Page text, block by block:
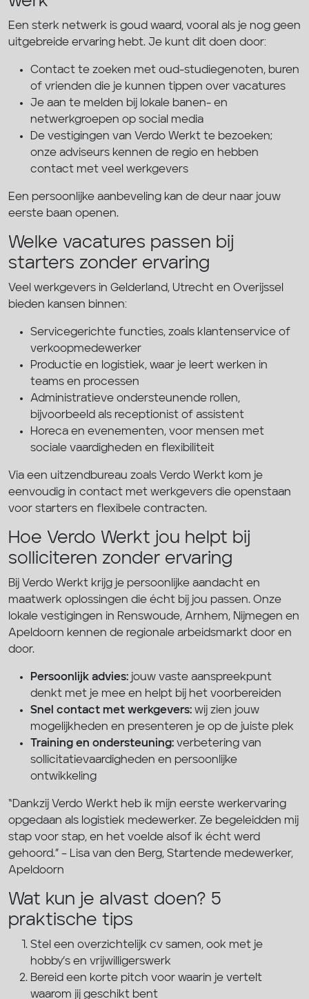
Een sterk netwerk is goud waard, vooral als je nog geen
uitgebreide ervaring hebt. Je kunt dit doen door:
Contact te zoeken met oud-studiegenoten, buren
of vrienden die je kunnen tippen over vacatures
Je aan te melden bij lokale banen- en
netwerkgroepen op social media
De vestigingen van Verdo Werkt te bezoeken;
onze adviseurs kennen de regio en hebben
contact met veel werkgevers
Een persoonlijke aanbeveling kan de deur naar jouw
eerste baan openen.
Welke vacatures passen bij
starters zonder ervaring
Veel werkgevers in Gelderland, Utrecht en Overijssel
bieden kansen binnen:
Servicegerichte functies, zoals klantenservice of
verkoopmedewerker
Productie en logistiek, waar je leert werken in
teams en processen
Administratieve ondersteunende rollen,
bijvoorbeeld als receptionist of assistent
Horeca en evenementen, voor mensen met
sociale vaardigheden en flexibiliteit
Via een uitzendbureau zoals Verdo Werkt kom je
eenvoudig in contact met werkgevers die openstaan
voor starters en flexibele contracten.
Hoe Verdo Werkt jou helpt bij
solliciteren zonder ervaring
Bij Verdo Werkt krijg je persoonlijke aandacht en
maatwerk oplossingen die écht bij jou passen. Onze
lokale vestigingen in Renswoude, Arnhem, Nijmegen en
Apeldoorn kennen de regionale arbeidsmarkt door en
door.
Persoonlijk advies: jouw vaste aanspreekpunt
denkt met je mee en helpt bij het voorbereiden
Snel contact met werkgevers: wij zien jouw
mogelijkheden en presenteren je op de juiste plek
Training en ondersteuning: verbetering van
sollicitatievaardigheden en persoonlijke
ontwikkeling
“Dankzij Verdo Werkt heb ik mijn eerste werkervaring
opgedaan als logistiek medewerker. Ze begeleidden mij
stap voor stap, en het voelde alsof ik écht werd
gehoord.” – Lisa van den Berg, Startende medewerker,
Apeldoorn
Wat kun je alvast doen? 5
praktische tips
Stel een overzichtelijk cv samen, ook met je
hobby’s en vrijwilligerswerk
Bereid een korte pitch voor waarin je vertelt
waarom jij geschikt bent